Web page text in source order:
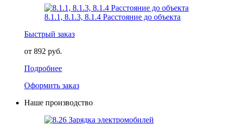
8.1.1, 8.1.3, 8.1.4 Расстояние до объекта
Быстрый заказ
от 892 руб.
Подробнее
Оформить заказ
Наше производство